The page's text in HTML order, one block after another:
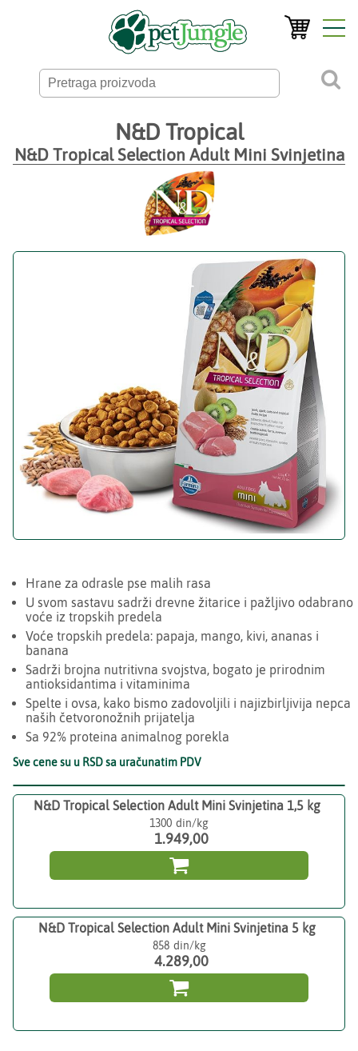
N&D Tropical
N&D Tropical Selection Adult Mini Svinjetina
Hrane za odrasle pse malih rasa
U svom sastavu sadrži drevne žitarice i pažljivo odabrano
voće iz tropskih predela
Voće tropskih predela: papaja, mango, kivi, ananas i
banana
Sadrži brojna nutritivna svojstva, bogato je prirodnim
antioksidantima i vitaminima
Spelte i ovsa, kako bismo zadovoljili i najizbirljivija nepca
naših četvoronožnih prijatelja
Sa 92% proteina animalnog porekla
Sve cene su u RSD sa uračunatim PDV
N&D Tropical Selection Adult Mini Svinjetina 1,5 kg
1300
1.949,00

N&D Tropical Selection Adult Mini Svinjetina 5 kg
858
4.289,00
